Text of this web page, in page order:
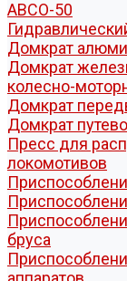
АВСО-50
Домкрат
Домкрат
колесно-
Домкрат
Домкрат
Пресс для
локомотивов
бруса